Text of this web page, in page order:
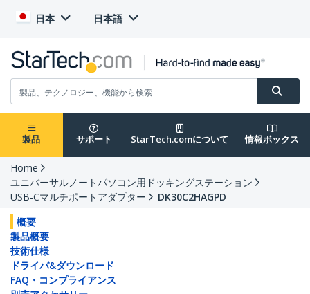
日本 日本語
製品 サポート StarTech.comについて 情報ボックス
Home
ユニバーサルノートパソコン用ドッキングステーション
USB-Cマルチポートアダプター
DK30C2HAGPD
概要
製品概要
技術仕様
ドライバ&ダウンロード
FAQ・コンプライアンス